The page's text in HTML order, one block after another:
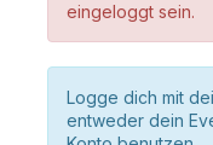
eingeloggt sein.
Logge dich mit
entweder dein